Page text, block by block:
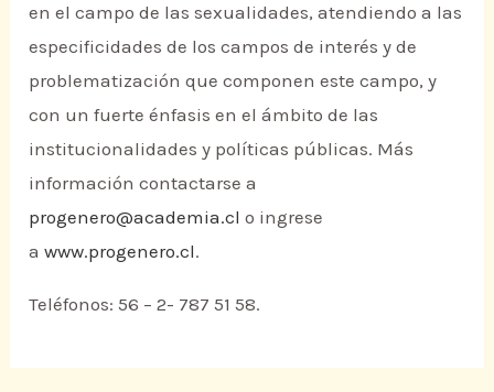
en el campo de las sexualidades, atendiendo a las
especificidades de los campos de interés y de
problematización que componen este campo, y
con un fuerte énfasis en el ámbito de las
institucionalidades y políticas públicas. Más
información contactarse a
progenero@academia.cl o ingrese
awww.progenero.cl.
Teléfonos: 56 – 2- 787 51 58.